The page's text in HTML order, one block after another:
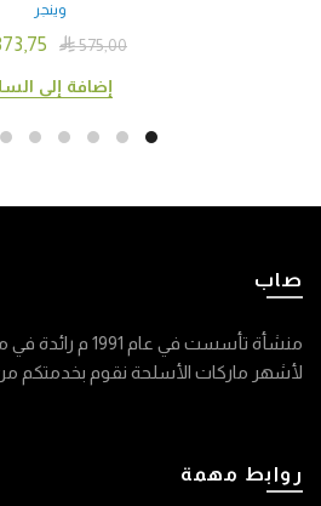
وينجر

575٫00 373٫75
إضافة إلى
صاب
منشأة تأسست في
لأشهر ماركات الأسلحة نقوم بخدمتكم من خلال ١٣ فرع
روابط مهمة